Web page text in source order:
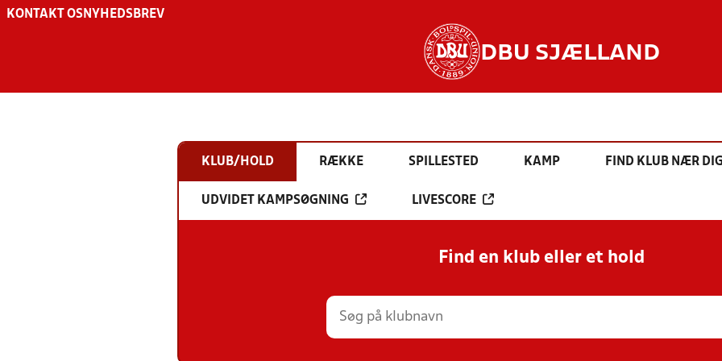
KONTAKT OS NYHEDSBREV
DBU SJÆLLAND
KLUB/HOLD RÆKKE SPILLESTED KAMP FIND KLUB NÆR
UDVIDET KAMPSØGNING LIVESCORE
Find en klub eller et hold